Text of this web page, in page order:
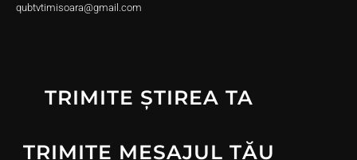
qubtvtimisoara@gmail.com
TRIMITE ȘTIREA TA
TRIMITE MESAJUL TĂU